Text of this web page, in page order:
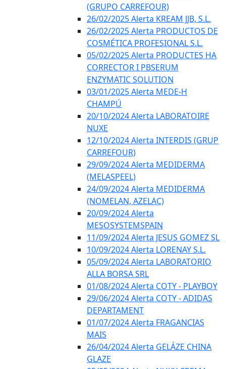
(GRUPO CARREFOUR)
26/02/2025 Alerta KREAM JJB, S.L.
26/02/2025 Alerta PRODUCTOS DE
COSMÉTICA PROFESIONAL S.L.
05/02/2025 Alerta PRODUCTES HA
CORRECTOR I PBSERUM
ENZYMATIC SOLUTION
03/01/2025 Alerta MEDE-H
CHAMPÚ
20/10/2024 Alerta LABORATOIRE
NUXE
12/10/2024 Alerta INTERDIS (GRUP
CARREFOUR)
29/09/2024 Alerta MEDIDERMA
(MELASPEEL)
24/09/2024 Alerta MEDIDERMA
(NOMELAN, AZELAC)
20/09/2024 Alerta
MESOSYSTEMSPAIN
11/09/2024 Alerta JESUS GOMEZ SL
10/09/2024 Alerta LORENAY S.L.
05/09/2024 Alerta LABORATORIO
ALLA BORSA SRL
01/08/2024 Alerta COTY - PLAYBOY
29/06/2024 Alerta COTY - ADIDAS
DEPARTAMENT
01/07/2024 Alerta FRAGANCIAS
MAIS
26/04/2024 Alerta GELÁZE CHINA
GLAZE